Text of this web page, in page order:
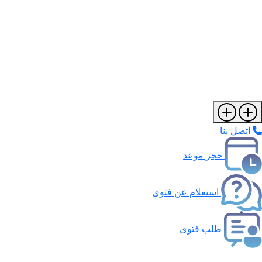
اتصل بنا
حجز موعد
استعلام عن فتوى
طلب فتوى